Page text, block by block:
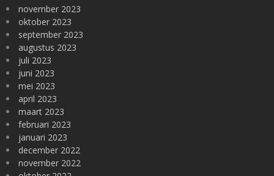
november 2023
oktober 2023
september 2023
augustus 2023
juli 2023
juni 2023
mei 2023
april 2023
maart 2023
februari 2023
januari 2023
december 2022
november 2022